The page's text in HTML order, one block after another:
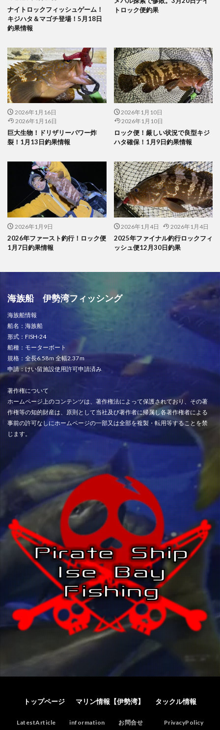
ナイトロックフィッシュゲーム！
キジハタ＆マゴチ登場！5月18日
釣果情報
トロック便釣果
2026年1月16日
2026年1月16日
巨大生物！ドリザリーパワー炸
裂！1月13日釣果情報
2026年1月10日
2026年1月10日
ロック便！厳しい状況で良型キジ
ハタ確保！1月9日釣果情報
2026年1月9日
2026年ファースト釣行！ロック便
1月7日釣果情報
2026年1月4日 2026年1月4日
2025年ファイナル釣行ロックフィ
ッシュ便12月30日釣果
海族船 伊勢湾フィッシング
海族船情報
船名：海族船
形式：FISH-24
船種：モーターボート
規格：全長6.58ｍ 全幅2.37ｍ
申請：けい留施設使用許可申請済み
著作権について
ホームページ上のコンテンツは、著作権法によって保護されており、その著
作権等の知的財産は、原則として当社及び著作者に帰属し各著作権者による
事前の許可なしにホームページの一部又は全部を複製・転用等することを禁
じます。
トップページ マリン情報【伊勢湾】 タックル情報
LatestArticle information お問合せ
PrivacyPolicy